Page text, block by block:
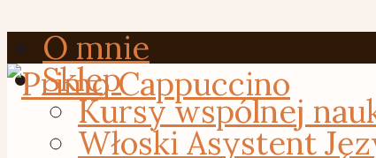
O mnie
Sklep
Kursy wspólnej
Włoski Asystent